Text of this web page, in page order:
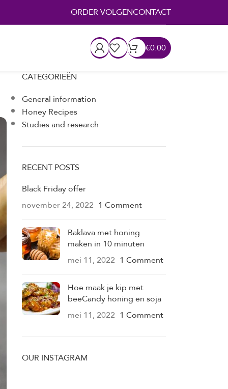
ORDER VOLGENCONTACT
€0.00
CATEGORIEËN
General information
Honey Recipes
Studies and research
RECENT POSTS
Black Friday offer
november 24, 2022 1 Comment
Baklava met honing
maken in 10 minuten
mei 11, 2022 1 Comment
Hoe maak je kip met
beeCandy honing en soja
mei 11, 2022 1 Comment
OUR INSTAGRAM